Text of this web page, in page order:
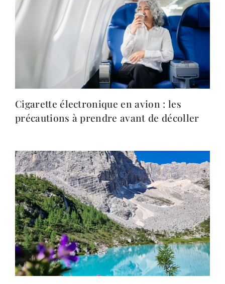
Cigarette électronique en avion : les
précautions à prendre avant de décoller